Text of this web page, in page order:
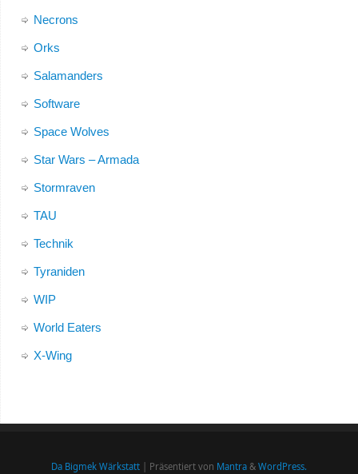
Necrons
Orks
Salamanders
Software
Space Wolves
Star Wars – Armada
Stormraven
TAU
Technik
Tyraniden
WIP
World Eaters
X-Wing
Da Bigmek Wärkstatt | Präsentiert von Mantra & WordPress.